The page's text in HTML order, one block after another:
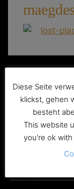
VEB Gas-
Diese Seite
klickst, gehen
besteht
This website
you're ok